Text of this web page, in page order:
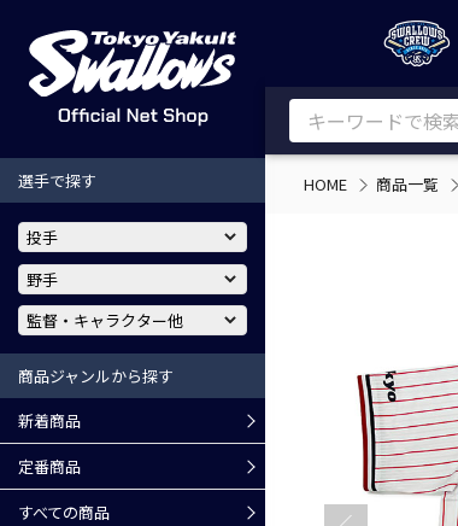
選手で探す
商品ジャンルから探す
新着商品
定番商品
すべての商品
HOME 商品一覧